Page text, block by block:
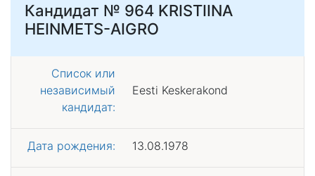
Кандидат № 964 KRISTIINA
HEINMETS-AIGRO
Список или
независимый
кандидат:
Eesti Keskerakond
Дата рождения: 13.08.1978